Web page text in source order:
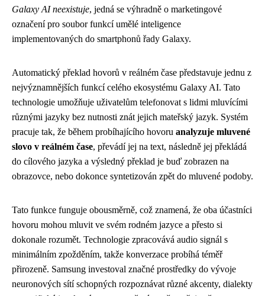
Galaxy AI neexistuje, jedná se výhradně o marketingové
označení pro soubor funkcí umělé inteligence
implementovaných do smartphonů řady Galaxy.
Automatický překlad hovorů v reálném čase představuje jednu z
nejvýznamnějších funkcí celého ekosystému Galaxy AI. Tato
technologie umožňuje uživatelům telefonovat s lidmi mluvícími
různými jazyky bez nutnosti znát jejich mateřský jazyk. Systém
pracuje tak, že během probíhajícího hovoru analyzuje mluvené
slovo v reálném čase, převádí jej na text, následně jej překládá
do cílového jazyka a výsledný překlad je buď zobrazen na
obrazovce, nebo dokonce syntetizován zpět do mluvené podoby.
Tato funkce funguje obousměrně, což znamená, že oba účastníci
hovoru mohou mluvit ve svém rodném jazyce a přesto si
dokonale rozumět. Technologie zpracovává audio signál s
minimálním zpožděním, takže konverzace probíhá téměř
přirozeně. Samsung investoval značné prostředky do vývoje
neuronových sítí schopných rozpoznávat různé akcenty, dialekty